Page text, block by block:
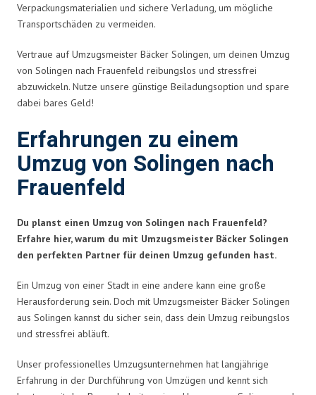
Verpackungsmaterialien und sichere Verladung, um mögliche
Transportschäden zu vermeiden.
Vertraue auf Umzugsmeister Bäcker Solingen, um deinen Umzug
von Solingen nach Frauenfeld reibungslos und stressfrei
abzuwickeln. Nutze unsere günstige Beiladungsoption und spare
dabei bares Geld!
Erfahrungen zu einem
Umzug von Solingen nach
Frauenfeld
Du planst einen Umzug von Solingen nach Frauenfeld?
Erfahre hier, warum du mit Umzugsmeister Bäcker Solingen
den perfekten Partner für deinen Umzug gefunden hast.
Ein Umzug von einer Stadt in eine andere kann eine große
Herausforderung sein. Doch mit Umzugsmeister Bäcker Solingen
aus Solingen kannst du sicher sein, dass dein Umzug reibungslos
und stressfrei abläuft.
Unser professionelles Umzugsunternehmen hat langjährige
Erfahrung in der Durchführung von Umzügen und kennt sich